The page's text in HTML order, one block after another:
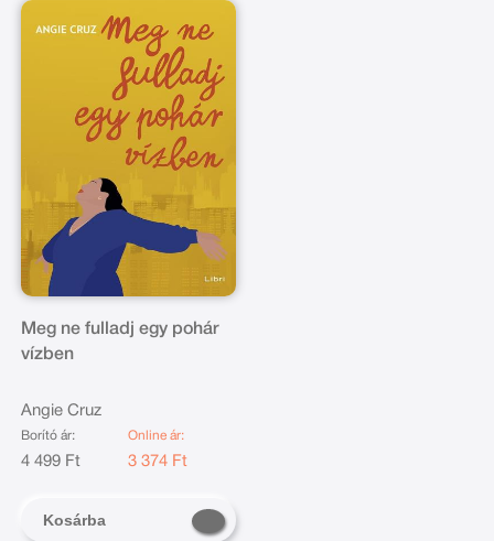
Meg ne fulladj egy pohár
vízben
Angie Cruz
Borító ár:
4 499 Ft
Online ár:
3 374 Ft
Kosárba